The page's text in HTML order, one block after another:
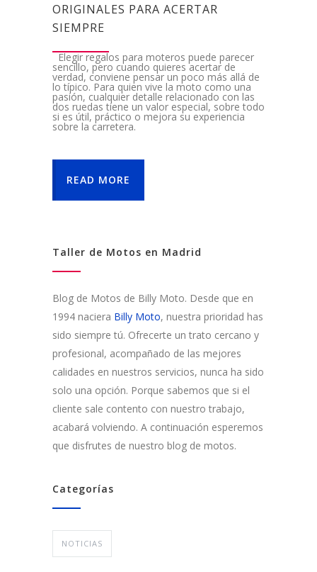
ORIGINALES PARA ACERTAR
SIEMPRE
Elegir regalos para moteros puede parecer
sencillo, pero cuando quieres acertar de
verdad, conviene pensar un poco más allá de
lo típico. Para quien vive la moto como una
pasión, cualquier detalle relacionado con las
dos ruedas tiene un valor especial, sobre todo
si es útil, práctico o mejora su experiencia
sobre la carretera.
READ MORE
Taller de Motos en Madrid
Blog de Motos de Billy Moto. Desde que en
1994 naciera Billy Moto, nuestra prioridad has
sido siempre tú. Ofrecerte un trato cercano y
profesional, acompañado de las mejores
calidades en nuestros servicios, nunca ha sido
solo una opción. Porque sabemos que si el
cliente sale contento con nuestro trabajo,
acabará volviendo. A continuación esperemos
que disfrutes de nuestro blog de motos.
Categorías
NOTICIAS